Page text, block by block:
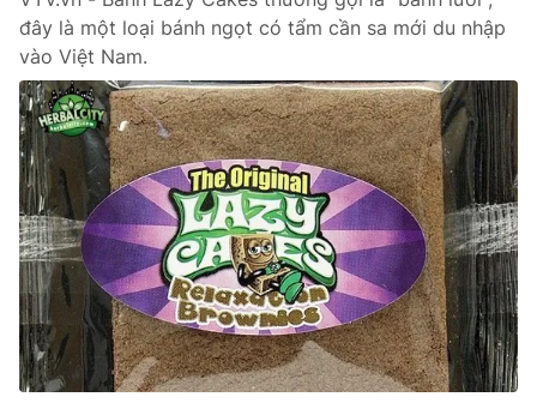
Xã hội
Pháp luật
Y tế
Thế giới
Tin tức
Thế giới đó đây
Câu chuyện quốc tế
Kinh tế
Tài chính
Thị trường
Dữ liệu và đời sống
đây là một loại bánh ngọt có tẩm cần sa mới du nhập
vào Việt Nam.